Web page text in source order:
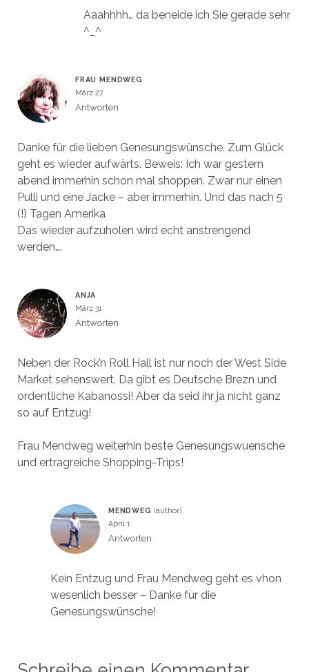
Aaahhhh… da beneide ich Sie gerade sehr
^_^
FRAU MENDWEG
März 27
Antworten
Danke für die lieben Genesungswünsche. Zum Glück
geht es wieder aufwärts. Beweis: Ich war gestern
abend immerhin schon mal shoppen. Zwar nur einen
Pulli und eine Jacke – aber immerhin. Und das nach 5
(!) Tagen Amerika
Das wieder aufzuholen wird echt anstrengend
werden….
ANJA
März 31
Antworten
Neben der Rock’n Roll Hall ist nur noch der West Side
Market sehenswert. Da gibt es Deutsche Brezn und
ordentliche Kabanossi! Aber da seid ihr ja nicht ganz
so auf Entzug!
Frau Mendweg weiterhin beste Genesungswuensche
und ertragreiche Shopping-Trips!
MENDWEG
April 1
Antworten
Kein Entzug und Frau Mendweg geht es vhon
wesenlich besser – Danke für die
Genesungswünsche!